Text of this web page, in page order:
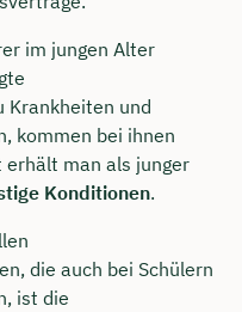
im jungen Alter
Krankheiten und
kommen bei ihnen
erhält man als junger
Konditionen.
die auch bei Schülern
ist die